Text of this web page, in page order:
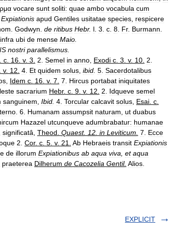
vocare sunt soliti: quae ambo vocabula cum
Expiationis apud Gentiles usitatae species respicere
Godwyn de ritibus Hebr. l 3 c 8 Fr. Burmann
infra ubi de mense Maio
nostri parallelismus
c 16 v. 3 2 Semel in anno Exodi c 3 v. 10 2
v. 12 4 Et quidem solus ibid 5 Sacerdotalibus
Idem c 16 v. 7 7 Hircus portabat iniquitates
sacrarium Hebr. c 9 v. 12 2 Idqueve semel
sanguinem Ibid 4 Torcular calcavit solus Esai c
6 Humanam assumpsit naturam ut duabus
Hazazel utcunqueve adumbrabatur: humanae
significatâ Theod Quaest. 12 in Leviticum 7
Ecce
2 Cor. c 5 v. 21 Ab Hebraeis transit Expiationis
de illorum Expiationibus ab aqua viva et aqua
praeterea Dilherum de Cacozelia Gentil. Alios
EXPLICIT